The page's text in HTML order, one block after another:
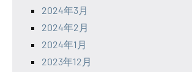
2024年3月
2024年2月
2024年1月
2023年12月